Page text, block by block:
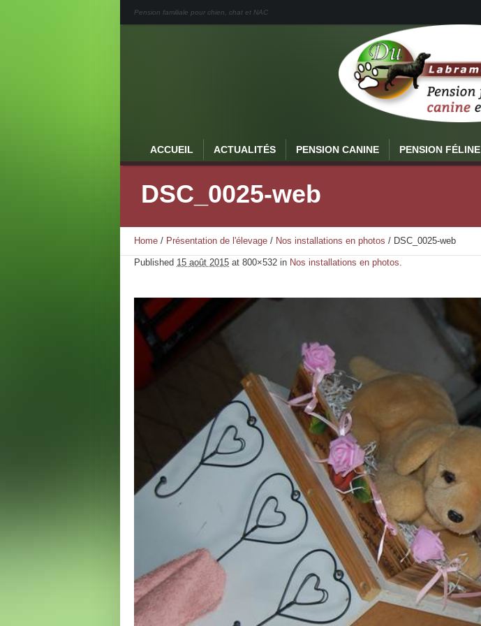
Pension familiale pour chien, chat et NAC
ACCUEIL ACTUALITÉS PENSION CANINE PENSION FÉLINE
DSC_0025-web
Home / Présentation de l'élevage / Nos installations en photos / DSC_0025-web
Published 15 août 2015 at 800×532 in Nos installations en photos.